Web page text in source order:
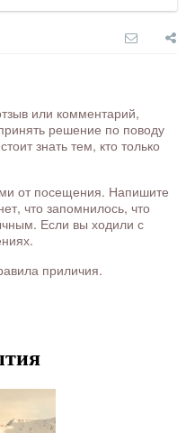
или комментарий,
решение по поводу
знать тем, кто только
от посещения. Напишите
что запомнилось, что
Если вы ходили с
приличия.